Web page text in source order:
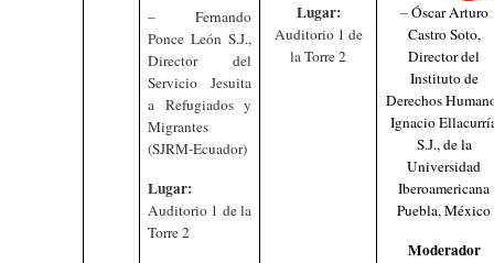
– Fernando
Ponce León S.J.,
Director del
Servicio Jesuita
a Refugiados y
Migrantes
(SJRM-Ecuador)
Lugar:
Auditorio 1 de la
Torre 2
Lugar:
Auditorio 1 de
la Torre 2
–Óscar Arturo
Castro Soto,
Director del
Instituto de
Derechos
Ignacio
S.J., de la
Universidad
Iberoamericana
Puebla, México
Moderador